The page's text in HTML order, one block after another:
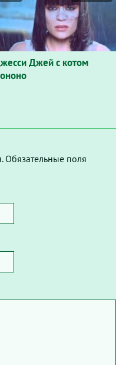
Джей с котом
Обязательные поля